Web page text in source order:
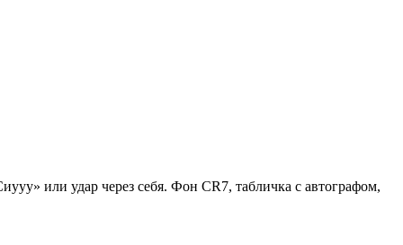
или удар через себя. Фон CR7, табличка с автографом,